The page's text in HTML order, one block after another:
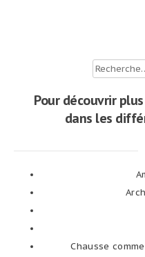
Rechercher :
Pour découvrir
dans les
Chausse